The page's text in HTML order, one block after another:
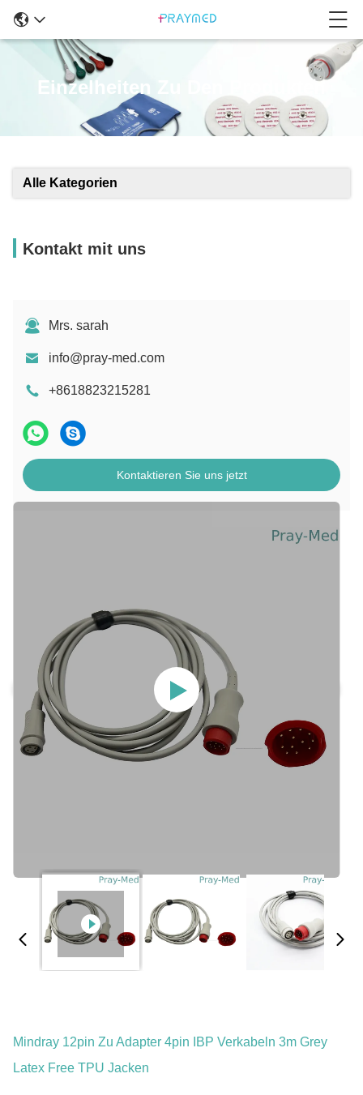
Einzelheiten Zu Den Produkten
Alle Kategorien
Kontakt mit uns
Mrs. sarah
info@pray-med.com
+8618823215281
Kontaktieren Sie uns jetzt
Mindray 12pin Zu Adapter 4pin IBP Verkabeln 3m Grey
Latex Free TPU Jacken